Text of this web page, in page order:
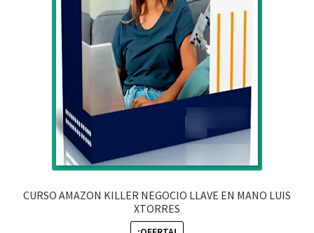
CURSO AMAZON KILLER NEGOCIO LLAVE EN MANO LUIS
XTORRES